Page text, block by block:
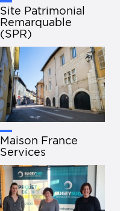
Site Patrimonial
Remarquable
(SPR)
Maison France
Services